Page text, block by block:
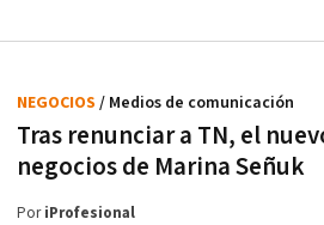
Tras renunciar a TN, el
negocios de Marina Señuk
NEGOCIOS / Medios de comunicación
PoriProfesional